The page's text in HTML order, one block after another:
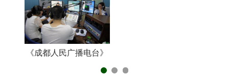
《成都人民广播电台》